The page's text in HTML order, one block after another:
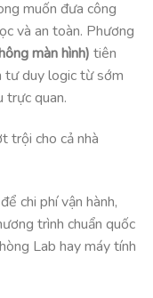
muốn đưa công
và an toàn. Phương
màn hình) tiên
tư duy logic từ sớm
trực quan.
trội cho cả nhà
chi phí vận hành,
trình chuẩn quốc
Lab hay máy tính